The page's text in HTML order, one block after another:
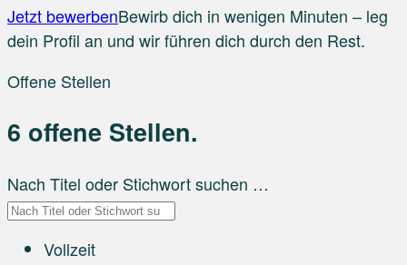
Jetzt bewerbenBewirb dich in wenigen Minuten – leg
dein Profil an und wir führen dich durch den Rest.
Offene Stellen
6 offene Stellen.
Nach Titel oder Stichwort suchen …
Vollzeit